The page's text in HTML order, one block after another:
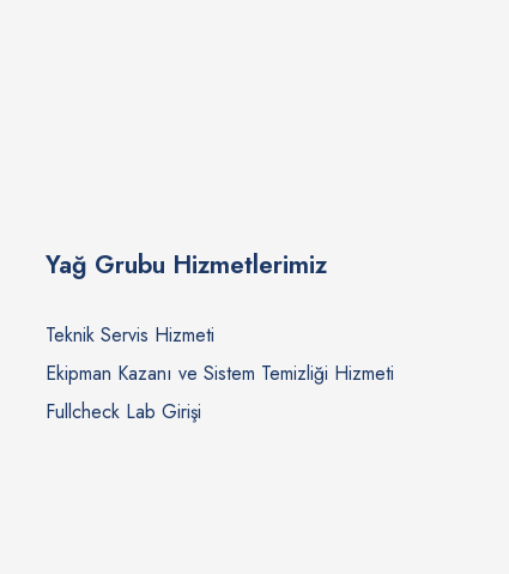
Yağ Grubu Hizmetlerimiz
Teknik Servis Hizmeti
Ekipman Kazanı ve Sistem Temizliği Hizmeti
Fullcheck Lab Girişi